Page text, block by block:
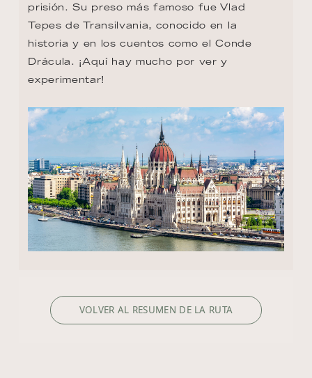
prisión. Su preso más famoso fue Vlad
Tepes de Transilvania, conocido en la
historia y en los cuentos como el Conde
Drácula. ¡Aquí hay mucho por ver y
experimentar!
VOLVER AL RESUMEN DE LA RUTA